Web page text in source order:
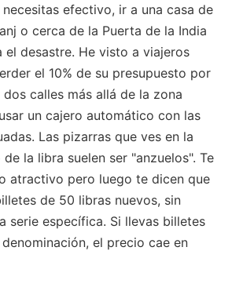
efectivo, ir a una casa de
o cerca de la Puerta de la India
el desastre. He visto a viajeros
el 10% de su presupuesto por
calles más allá de la zona
un cajero automático con las
Las pizarras que ves en la
la libra suelen ser "anzuelos". Te
atractivo pero luego te dicen que
de 50 libras nuevos, sin
serie específica. Si llevas billetes
el precio cae en